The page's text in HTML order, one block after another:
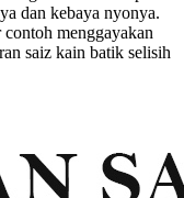
dan kebaya nyonya.
menggayakan
saiz kain batik selisih